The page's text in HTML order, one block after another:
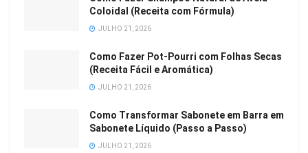
Coloidal (Receita com Fórmula)
JULHO 21, 2026
Como Fazer Pot-Pourri com Folhas Secas
(Receita Fácil e Aromática)
JULHO 21, 2026
Como Transformar Sabonete em Barra em
Sabonete Líquido (Passo a Passo)
JULHO 21, 2026